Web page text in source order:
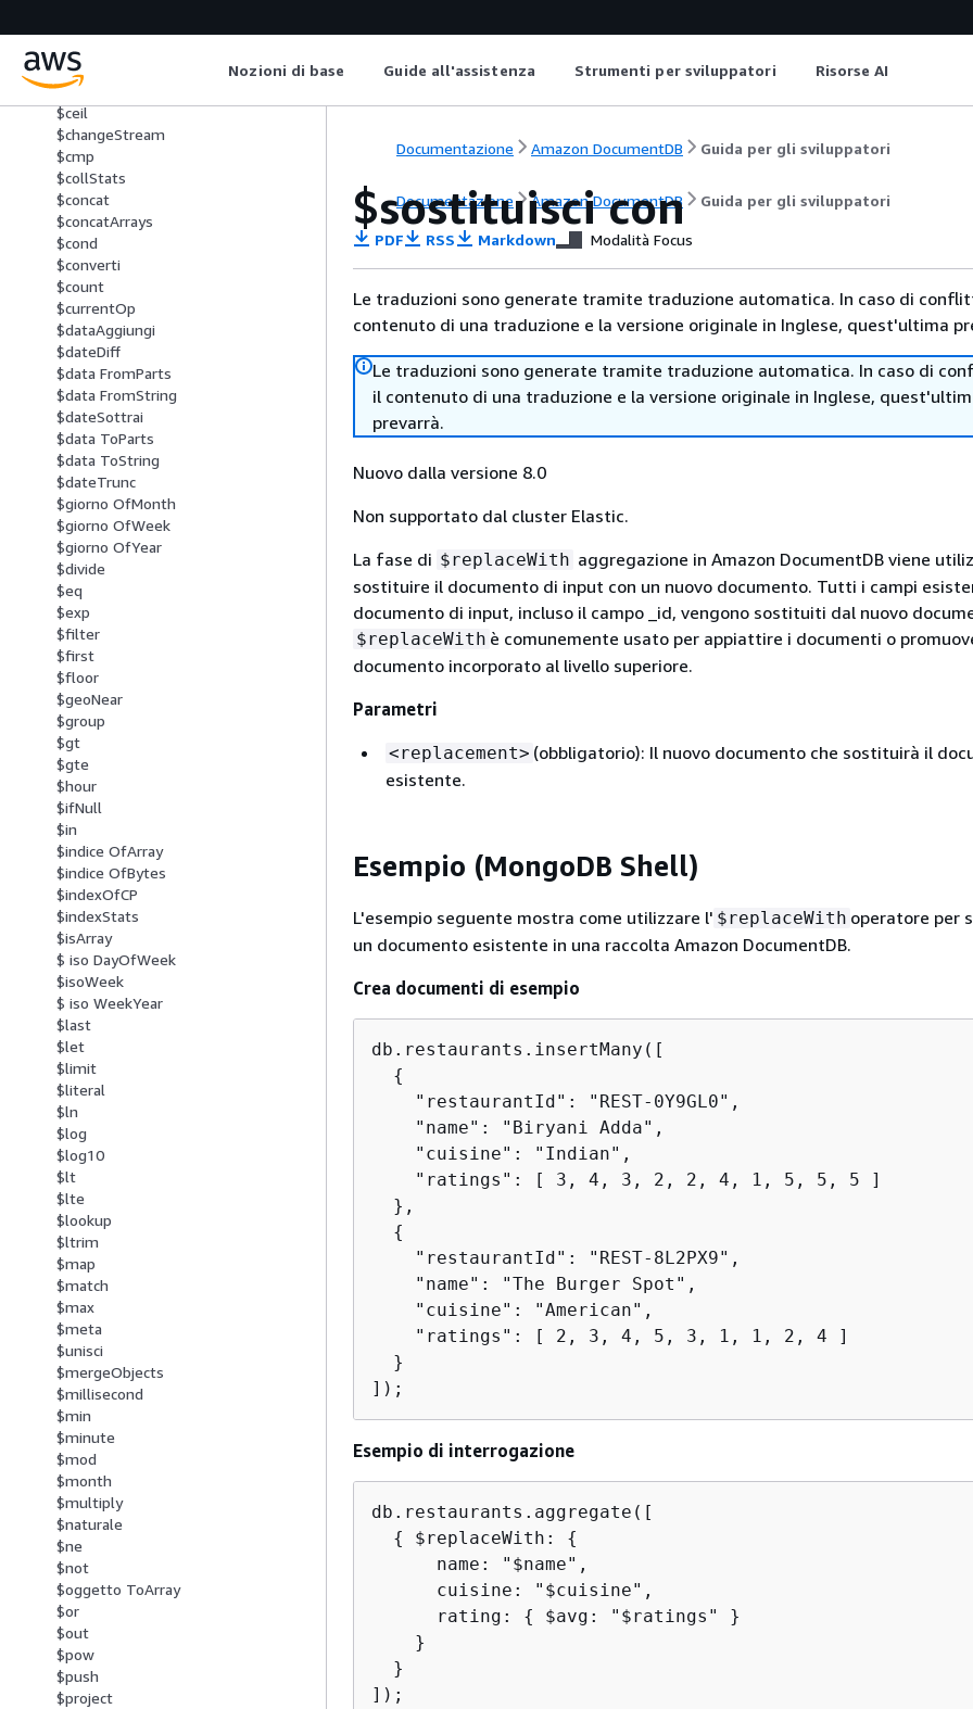
Nozioni di base Guide all'assistenza Strumenti per sviluppatori Risorse AI
$matrice ToObject
$avg
$bucket
$ceil
$changeStream
$cmp
$collStats
$concat
$concatArrays
$cond
$converti
$count
$currentOp
$dataAggiungi
$dateDiff
$data FromParts
$data FromString
$dateSottrai
$data ToParts
$data ToString
$dateTrunc
$giorno OfMonth
$giorno OfWeek
$giorno OfYear
$divide
$eq
$exp
$filter
$first
$floor
$geoNear
$group
$gt
$gte
$hour
$ifNull
$in
$indice OfArray
$indice OfBytes
$indexOfCP
$indexStats
$isArray
$ iso DayOfWeek
$isoWeek
$ iso WeekYear
$last
$let
$limit
$literal
$ln
$log
$log10
$lt
$lte
$lookup
$ltrim
$map
$match
$max
$meta
$unisci
$mergeObjects
$millisecond
$min
$minute
$mod
$month
$multiply
$naturale
$ne
$not
$oggetto ToArray
$or
$out
$pow
$push
$project
Documentazione Amazon DocumentDB Guida per gli sviluppatori
Documentazione Amazon DocumentDB Guida per gli sviluppatori
$sostituisci con
PDF RSS Markdown Modalità Focus
Le traduzioni sono generate tramite traduzione automatica. In caso di
contenuto di una traduzione e la versione originale in Inglese, quest'ultima
Le traduzioni sono generate tramite traduzione automatica. In caso di
il contenuto di una traduzione e la versione originale in Inglese,
prevarrà.
Nuovo dalla versione 8.0
Non supportato dal cluster Elastic.
La fase di $replaceWith aggregazione in Amazon DocumentDB viene
sostituire il documento di input con un nuovo documento. Tutti i campi
documento di input, incluso il campo _id, vengono sostituiti dal nuovo
$replaceWith è comunemente usato per appiattire i documenti o
documento incorporato al livello superiore.
Parametri
<replacement> (obbligatorio): Il nuovo documento che sostituirà il
esistente.
Esempio (MongoDB Shell)
L'esempio seguente mostra come utilizzare l' $replaceWith operatore per
un documento esistente in una raccolta Amazon DocumentDB.
Crea documenti di esempio
db.restaurants.insertMany([
{
    "restaurantId": "REST-0Y9GL0",
    "name": "Biryani Adda",
    "cuisine": "Indian",
    "ratings": [ 3, 4, 3, 2, 2, 4, 1, 5, 5, 5 ]
  },
{
    "restaurantId": "REST-8L2PX9",
    "name": "The Burger Spot",
    "cuisine": "American",
    "ratings": [ 2, 3, 4, 5, 3, 1, 1, 2, 4 ]
  }
]);
Esempio di interrogazione
db.restaurants.aggregate([
{
$replaceWith: {
      name: "$name",
      cuisine: "$cuisine",
      rating:
{
$avg: "$ratings" }
    }
  }
]);